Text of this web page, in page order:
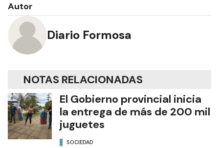
Autor
Diario Formosa
NOTAS RELACIONADAS
El Gobierno provincial inicia
la entrega de más de 200 mil
juguetes
SOCIEDAD